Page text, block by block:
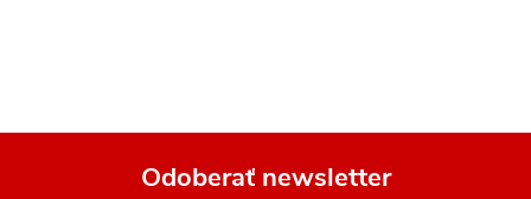
Odoberať newsletter